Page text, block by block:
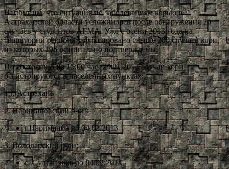
Напомним, что ситуация по заболеваниям корью в
Астраханской области усложнилась после обнаружения 20
случаев у студентов АГМА. Уже с осени 2013 года на
территории региона зафиксировано свыше 200 случаев кори,
из которых 196 официально подтверждены.
По состоянию на 15.00 час. 24.01.2014 случаи кори
регистрируются в населенных пунктах:
1.г. Астрахань
2. Наримановский р-он:
г.Нариманов до 04.02.2013
3. Володарский р-он:
с. Султановка до 04.02.2014